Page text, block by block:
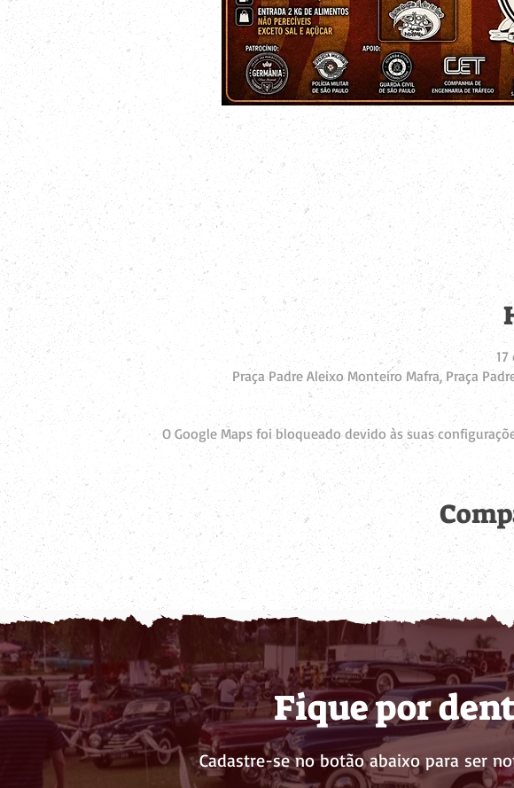
Praça Padre Aleixo Monteiro Mafra, Praça
O Google Maps foi bloqueado devido às suas
Cadastre-se no botão abaixo para ser
Fique por